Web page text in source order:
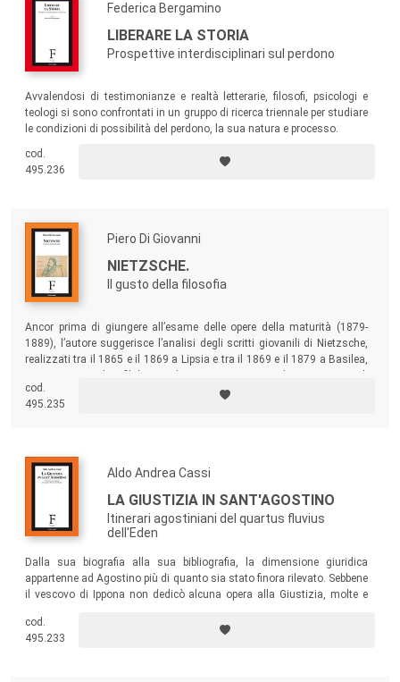
Federica Bergamino
LIBERARE LA STORIA
Prospettive interdisciplinari sul perdono
Avvalendosi di testimonianze e realtà letterarie, filosofi, psicologi e
teologi si sono confrontati in un gruppo di ricerca triennale per studiare
le condizioni di possibilità del perdono, la sua natura e processo.
cod.
495.236
Piero Di Giovanni
NIETZSCHE.
Il gusto della filosofia
Ancor prima di giungere all’esame delle opere della maturità (1879-
1889), l’autore suggerisce l’analisi degli scritti giovanili di Nietzsche,
realizzati tra il 1865 e il 1869 a Lipsia e tra il 1869 e il 1879 a Basilea,
approfondimento dei temi più significativi della filosofia ellenica.
cod.
495.235
Aldo Andrea Cassi
LA GIUSTIZIA IN SANT'AGOSTINO
Itinerari agostiniani del quartus fluvius
dell'Eden
Dalla sua biografia alla sua bibliografia, la dimensione giuridica
appartenne ad Agostino più di quanto sia stato finora rilevato. Sebbene
il vescovo di Ippona non dedicò alcuna opera alla Giustizia, molte e
in tutte le iridescenze del suo spettro.
cod.
495.233